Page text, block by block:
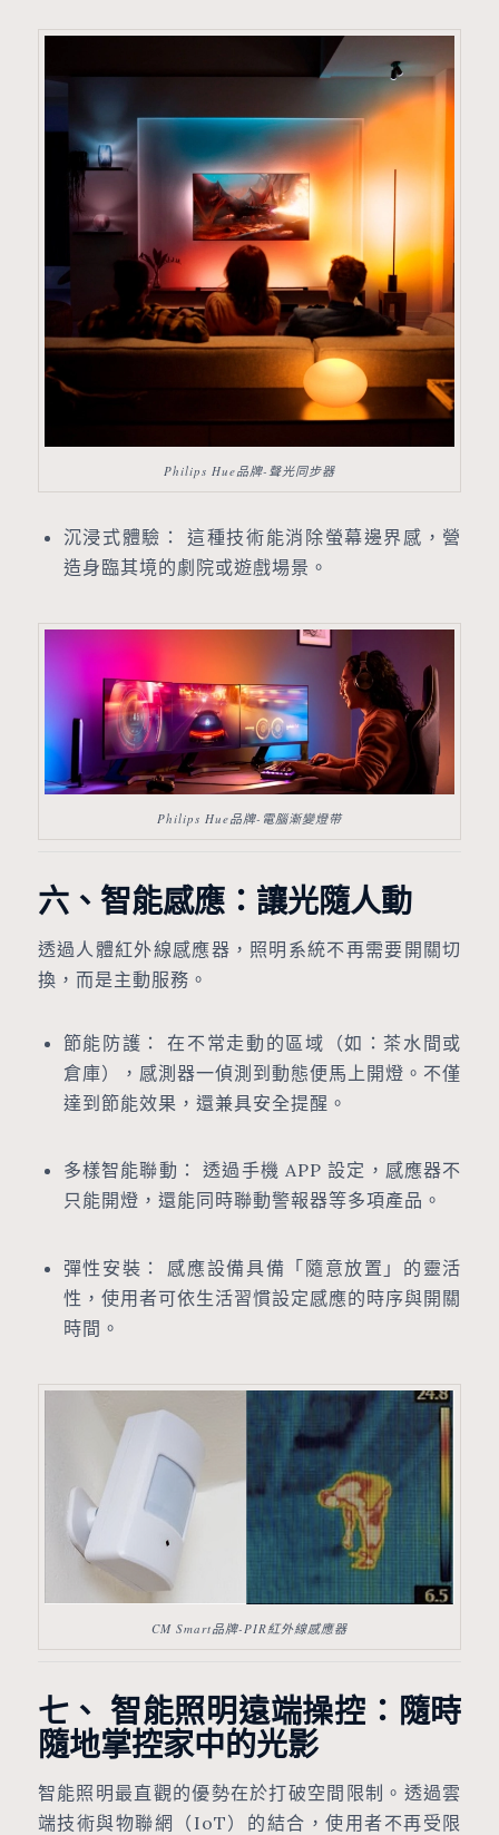
Philips Hue品牌-聲光同步器
沉浸式體驗： 這種技術能消除螢幕邊界感，營
造身臨其境的劇院或遊戲場景。
Philips Hue品牌-電腦漸變燈带
六、智能感應：讓光隨人動
透過人體紅外線感應器，照明系統不再需要開關切
換，而是主動服務。
節能防護： 在不常走動的區域（如：茶水間或
倉庫），感測器一偵測到動態便馬上開燈。不僅
達到節能效果，還兼具安全提醒。
多樣智能聯動： 透過手機 APP 設定，感應器不
只能開燈，還能同時聯動警報器等多項產品。
彈性安裝： 感應設備具備「隨意放置」的靈活
性，使用者可依生活習慣設定感應的時序與開關
時間。
CM Smart品牌-PIR紅外線感應器
七、 智能照明遠端操控：隨時
隨地掌控家中的光影
智能照明最直觀的優勢在於打破空間限制。透過雲
端技術與物聯網（IoT）的結合，使用者不再受限